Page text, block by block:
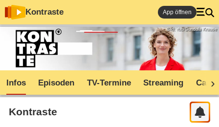
Kontraste App öffnen
Bild: rbb/Gundula Krause
Infos Episoden TV-Termine Streaming Cast
Kontraste